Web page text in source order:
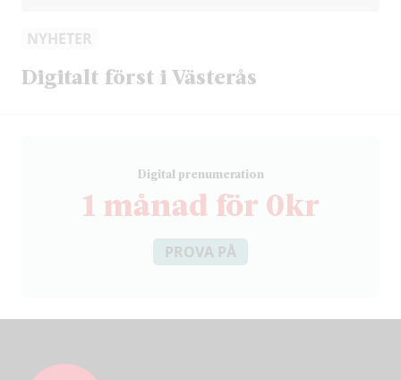
NYHETER
Digitalt först i Västerås
Digital prenumeration
1 månad för 0kr
PROVA PÅ